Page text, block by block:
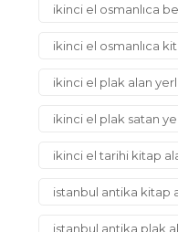
ikinci el osmanlıca
ikinci el osmanlıca
ikinci el plak alan
ikinci el plak satan
ikinci el tarihi kitap
istanbul antika kitap
istanbul antika plak